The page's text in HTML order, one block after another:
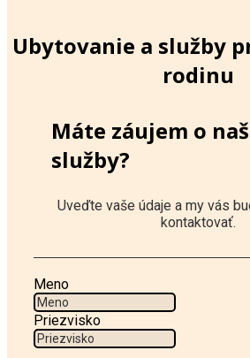
Ubytovanie a služby
rodinu
Máte záujem o
služby?
Uveďte vaše údaje a my vás
kontaktovať.
Meno
Priezvisko